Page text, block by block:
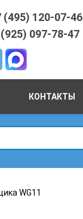
(495) 120-07-46
097-78-47
КОНТАКТЫ
WG11